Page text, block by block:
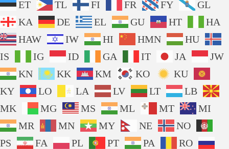
ET
TL FI FR FY
GL
KA
DE EL GU HT
HA
HAW
IW HI HMN
HU
IS
IG ID GA IT JA
JW
KN
KK KM KO
KU
KY
LO LA LV LT
LB
MK
MG MS ML MT
MI
MR
MN MY NE
NO
PS
FA PL PT PA
RO